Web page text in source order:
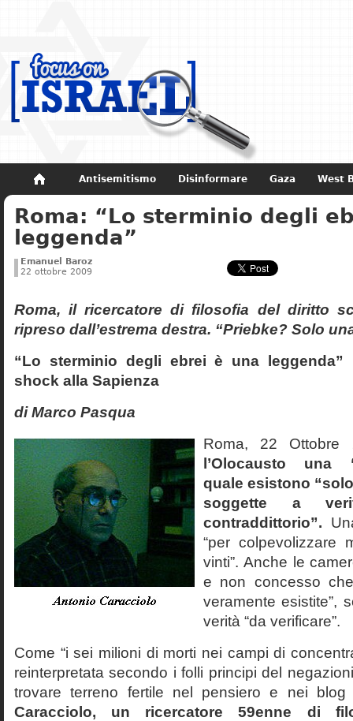
Antisemitismo Disinformare Gaza West
Non dimenticare Storia di Israele
Roma: “Lo sterminio degli
leggenda”
Emanuel Baroz
22 ottobre 2009
Roma, il ricercatore di filosofia del diritto
ripreso dall’estrema destra. “Priebke? Solo
“Lo sterminio degli ebrei è una leggenda”
shock alla Sapienza
di Marco Pasqua
Roma, 22
l’Olocausto una
quale esistono
soggette a
contraddittorio”.
“per colpevolizzare
vinti”. Anche le
e non concesso
veramente esistite”,
verità “da verificare”.
Come “i sei milioni di morti nei campi di
reinterpretata secondo i folli principi del
trovare terreno fertile nel pensiero e nei
Caracciolo, un ricercatore 59enne di